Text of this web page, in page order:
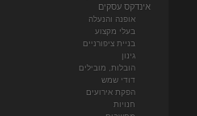
אינדקס עסקים
אופנה והנעלה
בעלי מקצוע
בניית ציפורניים
גינון
הובלות, מובילים
דודי שמש
הפקת אירועים
חנויות